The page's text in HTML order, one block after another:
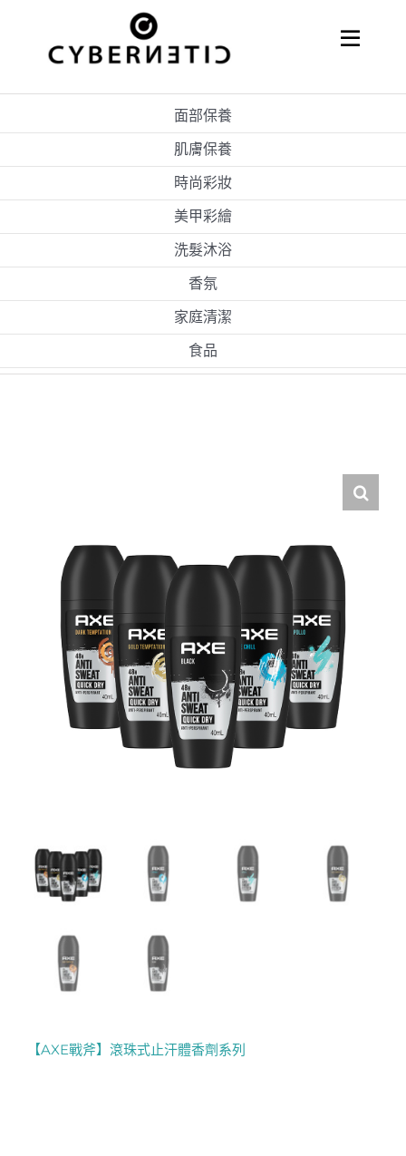
Toggle
面部保養
肌膚保養
時尚彩妝
美甲彩繪
洗髮沐浴
香氛
家庭清潔
食品
【AXE戰斧】滾珠式止汗體香劑系列